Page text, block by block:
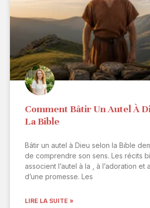
Comment Bâtir Un Autel À
La Bible
Bâtir un autel à Dieu selon la Bible
de comprendre son sens. Les récits
associent l’autel à la , à l’adoration et
d’une promesse. Les
LIRE LA SUITE »